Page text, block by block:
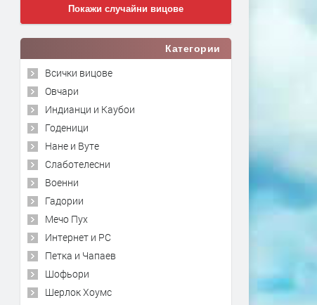
Покажи случайни вицове
Категории
Всички вицове
Овчари
Индианци и Каубои
Годеници
Нане и Вуте
Слаботелесни
Военни
Гадории
Мечо Пух
Интернет и PC
Петка и Чапаев
Шофьори
Шерлок Хоумс